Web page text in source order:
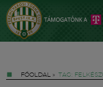
FŐOLDAL » TAG: